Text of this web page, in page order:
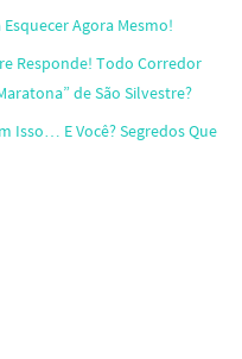
Agora Mesmo!
Responde! Todo Corredor
de São Silvestre?
Isso… E Você? Segredos Que